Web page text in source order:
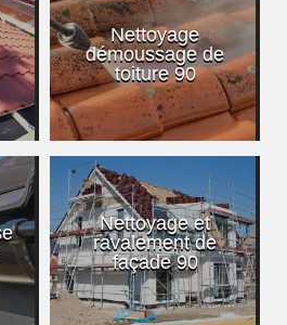
Nettoyage
démoussage de
toiture 90
Nettoyage et
ravalement de
façade 90